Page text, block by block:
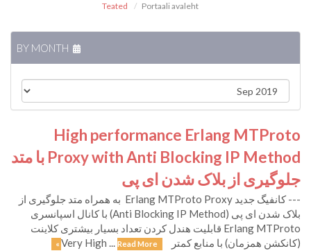
Portaali avaleht
High performance Erlang MTProto
Proxy with Anti Blocking IP Method با متد
جلوگیری از بلاک شدن ای پی
--- کانفیگ جدید Erlang MTProto Proxy به همراه متد جلوگیری از
بلاک شدن ای پی (Anti Blocking IP Method) با کانال اسپانسری
Erlang MTProto قابلیت هندل کردن تعداد بسیار بیشتری کلاینت
(کانکشن همزمان) با منابع کمتر Very High ...
Read More »